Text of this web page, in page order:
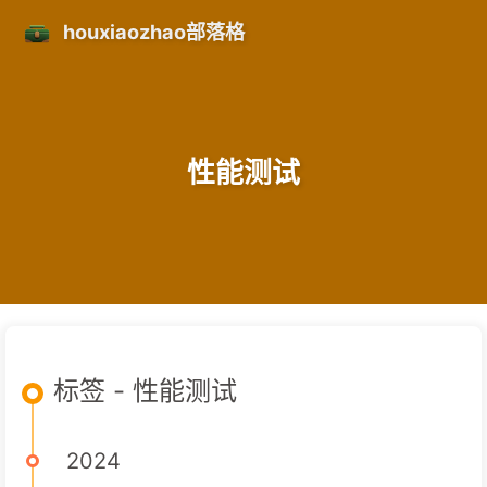
houxiaozhao部落格
性能测试
标签 - 性能测试
2024